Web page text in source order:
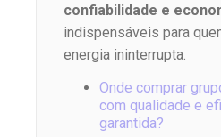
confiabilidade e
indispensáveis para
energia ininterrupta.
Onde comprar
com qualidade e
garantida?